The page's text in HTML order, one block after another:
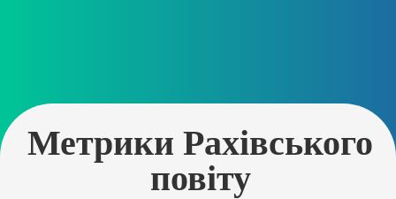
Метрики Рахівського
повіту